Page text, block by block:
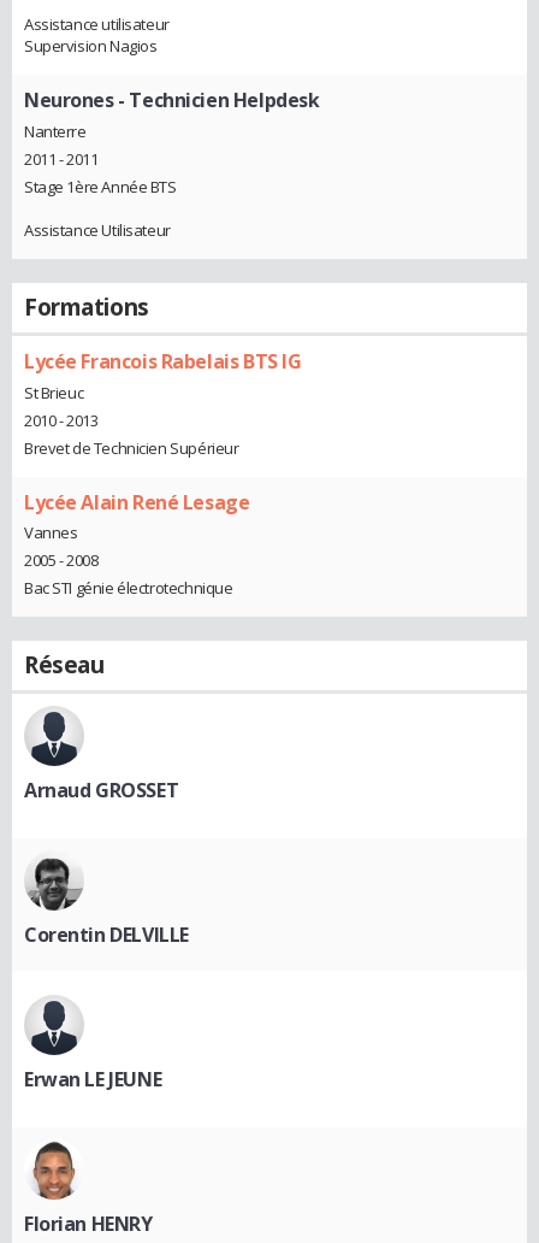
Assistance utilisateur
Supervision Nagios
Neurones- Technicien Helpdesk
Nanterre
2011 - 2011
Stage 1ère Année BTS
Assistance Utilisateur
Formations
Lycée Francois Rabelais BTS IG
St Brieuc
2010 - 2013
Brevet de Technicien Supérieur
Lycée Alain René Lesage
Vannes
2005 - 2008
Bac STI génie électrotechnique
Réseau
Arnaud GROSSET
Corentin DELVILLE
Erwan LE JEUNE
Florian HENRY